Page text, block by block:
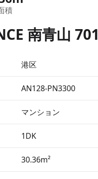
積
南青山 701
港区
AN128-PN3300
マンション
1DK
30.36m²